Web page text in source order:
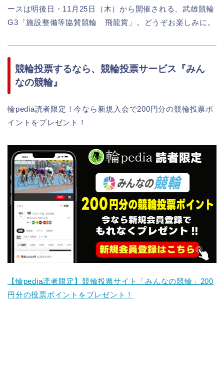
ースは明後日・11月25日（木）から開催される、武雄競輪
G3「施設整備等協賛競輪 飛龍賞」。どうぞお楽しみに。
競輪投票するなら、競輪投票サービス『みん
なの競輪』
輪pedia読者限定！今なら新規入会で200円分の競輪投票ポ
イントをプレゼント！
【輪pedia読者限定】競輪投票サイト「みんなの競輪」200
円分の投票ポイントをプレゼント！